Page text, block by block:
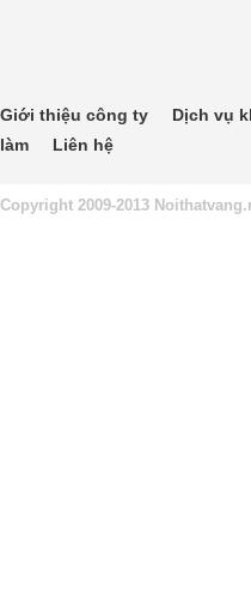
Giới thiệu công ty Dịch vụ
làm
Liên hệ
Copyright 2009-2013